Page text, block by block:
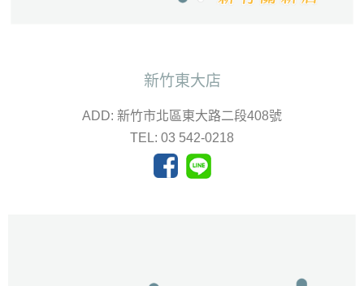
新竹東大店
ADD: 新竹市北區東大路二段408號
TEL: 03 542-0218